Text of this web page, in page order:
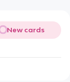
New cards